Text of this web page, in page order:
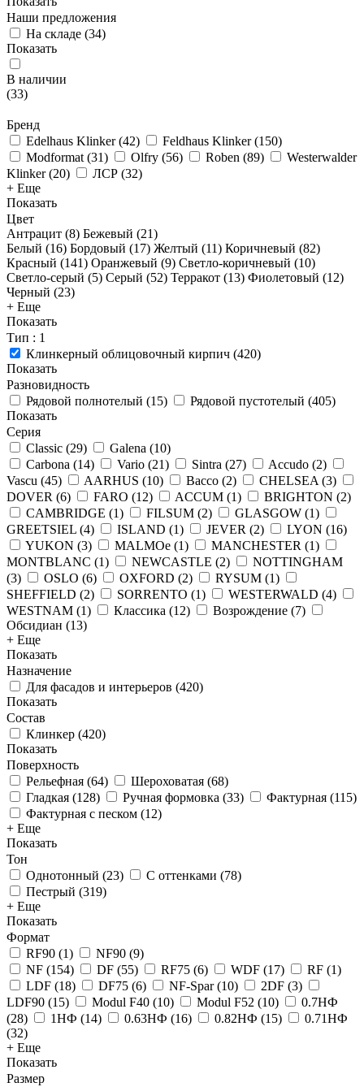
Наши предложения
На складе (34)
Показать
В наличии
(33)
Бренд
Edelhaus Klinker(42) Feldhaus Klinker(150)
Modformat (31) Olfry (56) Roben (89)
Westerwalder
Klinker(20) ЛСР (32)
+ Еще
Показать
Цвет
Антрацит (8) Бежевый (21)
Белый (16) Бордовый (17) Желтый (11) Коричневый (82)
Красный (141) Оранжевый (9) Светло-коричневый (10)
Светло-серый (5) Серый (52) Терракот (13) Фиолетовый (12)
Черный (23)
+ Еще
Показать
Тип : 1
Клинкерный облицовочный кирпич (420)
Показать
Разновидность
Рядовой полнотелый (15) Рядовой пустотелый (405)
Показать
Серия
Classic (29) Galena (10)
Carbona (14) Vario (21) Sintra (27) Accudo (2)
Vascu (45) AARHUS (10) Bacco (2) CHELSEA (3)
DOVER (6) FARO (12) ACCUM (1) BRIGHTON (2)
CAMBRIDGE (1) FILSUM (2) GLASGOW (1)
GREETSIEL (4) ISLAND (1) JEVER (2) LYON (16)
YUKON (3) MALMOe (1) MANCHESTER (1)
MONTBLANC (1) NEWCASTLE (2)
NOTTINGHAM
(3) OSLO (6) OXFORD (2) RYSUM (1)
SHEFFIELD (2) SORRENTO (1) WESTERWALD (4)
WESTNAM (1) Классика (12) Возрождение (7)
Обсидиан (13)
+ Еще
Показать
Назначение
Для фасадов и интерьеров (420)
Показать
Состав
Клинкер (420)
Показать
Поверхность
Рельефная (64) Шероховатая (68)
Гладкая (128) Ручная формовка (33) Фактурная (115)
Фактурная с песком (12)
+ Еще
Показать
Тон
Однотонный (23) С оттенками (78)
Пестрый (319)
+ Еще
Показать
Формат
RF90 (1) NF90 (9)
NF (154) DF (55) RF75 (6) WDF (17) RF (1)
LDF (18) DF75 (6) NF-Spar(10) 2DF (3)
LDF90 (15) Modul F40 (10) Modul F52 (10)
0.7НФ
(28) 1НФ (14) 0.63НФ (16) 0.82НФ (15)
0.71НФ
(32)
+ Еще
Показать
Размер